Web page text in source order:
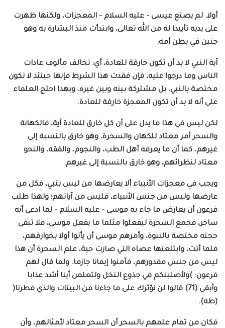
أولا. لم يصنع عيسى – عليه السلام – المعجزات، ولكنها ظهرت
على يديه تأييدا له من الله تعالى، وابتدأت منذ البشارة به وهو
جنين في بطن أمه:
آية النبي لا بد أن تكون خارقة للعادة، أي: تخالف مألوف عادات
الناس وما درجوا عليه، فإن فقدت هذا الشرط فإنها حينئذ لا تكون
مختصة بالنبي، بل مشتركة بينه وبين غيره، وبهذا احتج العلماء
على أنه لا بد أن تكون المعجزة خارقة للعادة.
لكن ليس في هذا ما يدل على أن كل خارق للعادة آية، فالكهانة
والسحر أمر معتاد للكهان والسحرة، وهو خارق بالنسبة إلى
غيرهم، كما أن ما يعرفه أهل الطب، والنجوم، والفقه، والنحو
معتاد لنظرائهم، وهو خارق بالنسبة إلى غيرهم.
ويجب في معجزات الأنبياء ألا يعارضها من ليس بنبي، فكل من
عارضها وليس من جنس الأنبياء، فليس من آياتهم؛ ولهذا طلب
فرعون أن يعارض ما جاء به موسى – عليه السلام – لما ادعى أنه
ساحر، فجمع السحرة ليفعلوا مثلما ما يفعل موسى، فلا تبقى
حجته مختصة بالنبوة، وأمرهم موسى أن يأتوا أولا بخوارقهم،
فلما أتت، وابتلعتها عصاه التي صارت حية، علم السحرة أن هذا
ليس من جنس مقدورهم، فآمنوا إيمانا جازما. ولما قال لهم
فرعون: )ولأصلبنكم في جذوع النخل ولتعلمن أينا أشد عذابا
وأبقى (71) قالوا لن نؤثرك على ما جاءنا من البينات والذي فطرنا(
(طه).
فكان من تمام علمهم بالسحر أن السحر معتاد لأمثالهم، وأن